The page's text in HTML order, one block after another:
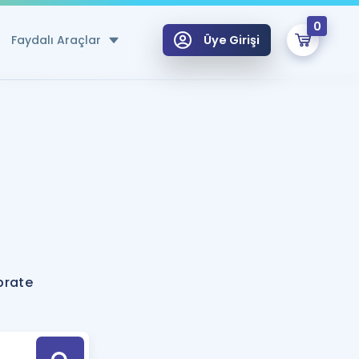
Faydalı Araçlar
Hesaplama Aracı
için Öneriler
Tek Takvimde
Üye Girişi
0
Hoca ile seni sınava hazırlayacak onlarca eğitim seni bekliyor!